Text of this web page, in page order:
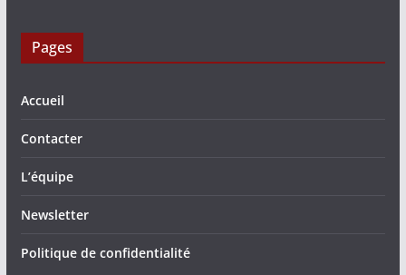
Pages
Accueil
Contacter
L’équipe
Newsletter
Politique de confidentialité